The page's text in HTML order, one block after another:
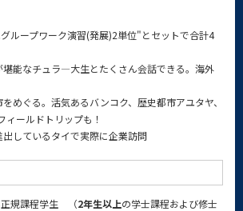
ループワーク演習(発展)2単位"とセットで合計4
能なチュラ―大生とたくさん会話できる。海外
めぐる。活気あるバンコク、歴史都市アユタヤ、
ールドトリップも！
しているタイで実際に企業訪問
正規課程学生 （2年生以上の学士課程および修士